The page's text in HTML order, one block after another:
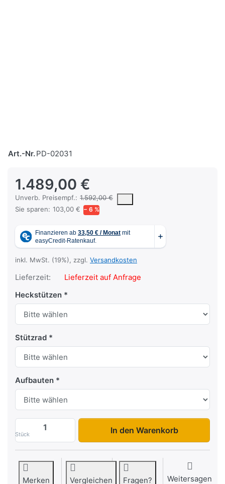
Art.-Nr.PD-02031
1.489,00 €
Unverb. Preisempf.: 1.592,00 €
Die UVP ist der vorgeschlagene oder empfohlene Verkaufspreis
Sie sparen: 103,00 € − 6 %
inkl. MwSt. (19%), zzgl. Versandkosten
Lieferzeit:
Lieferzeit auf Anfrage
Heckstützen
Stützrad
Aufbauten
Stück
HA 752513 zu 1.489,00 €, Menge 1.
In den Warenkorb
Merken Vergleichen Fragen? Weitersagen